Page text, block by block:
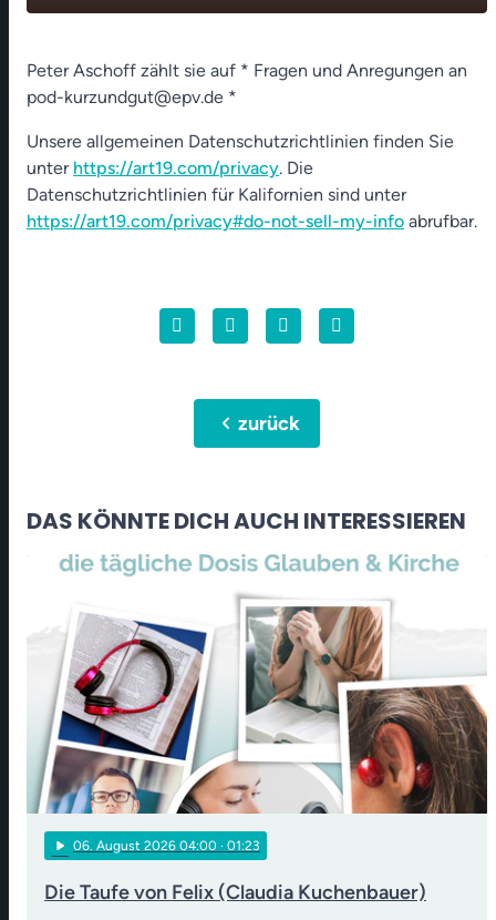
play_arrow
00:00
Peter Aschoff zählt sie auf * Fragen und Anregungen an
pod-kurzundgut@epv.de *
Unsere allgemeinen Datenschutzrichtlinien finden Sie
unter https://art19.com/privacy. Die
Datenschutzrichtlinien für Kalifornien sind unter
https://art19.com/privacy#do-not-sell-my-info abrufbar.
chevron_leftzurück
DAS KÖNNTE DICH AUCH INTERESSIEREN
play_arrow 06. August 2026 04:00 · 01:23
Die Taufe von Felix (Claudia Kuchenbauer)